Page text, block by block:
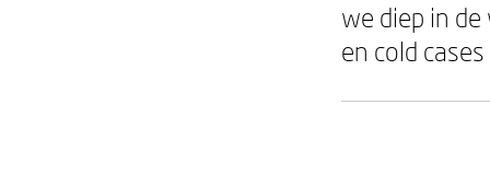
we diep in
en cold